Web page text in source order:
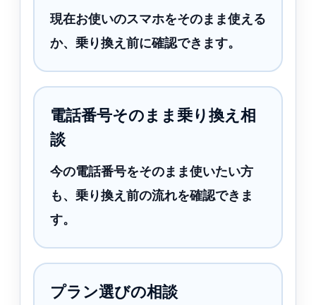
現在お使いのスマホをそのまま使える
か、乗り換え前に確認できます。
電話番号そのまま乗り換え相
談
今の電話番号をそのまま使いたい方
も、乗り換え前の流れを確認できま
す。
プラン選びの相談